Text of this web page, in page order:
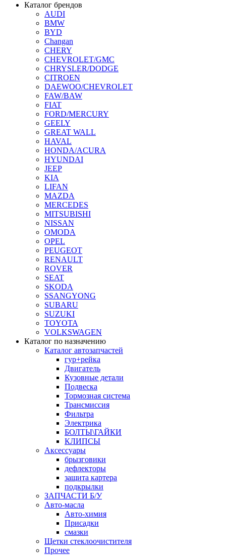
Каталог брендов
AUDI
BMW
BYD
Changan
CHERY
CHEVROLET/GMC
CHRYSLER/DODGE
CITROEN
DAEWOO/CHEVROLET
FAW/BAW
FIAT
FORD/MERCURY
GEELY
GREAT WALL
HAVAL
HONDA/ACURA
HYUNDAI
JEEP
KIA
LIFAN
MAZDA
MERCEDES
MITSUBISHI
NISSAN
OMODA
OPEL
PEUGEOT
RENAULT
ROVER
SEAT
SKODA
SSANGYONG
SUBARU
SUZUKI
TOYOTA
VOLKSWAGEN
Каталог по назначению
Каталог автозапчастей
гур+рейка
Двигатель
Кузовные детали
Подвеска
Тормозная система
Трансмиссия
Фильтра
Электрика
БОЛТЫ\ГАЙКИ
КЛИПСЫ
Аксессуары
брызговики
дефлекторы
защита картера
подкрылки
ЗАПЧАСТИ Б/У
Авто-масла
Авто-химия
Присадки
смазки
Щетки стеклоочистителя
Прочее